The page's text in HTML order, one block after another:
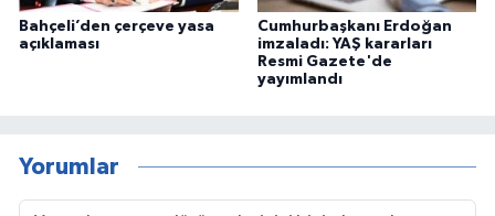
Bahçeli’den çerçeve yasa
açıklaması
Cumhurbaşkanı Erdoğan
imzaladı: YAŞ kararları
Resmi Gazete'de
yayımlandı
Yorumlar